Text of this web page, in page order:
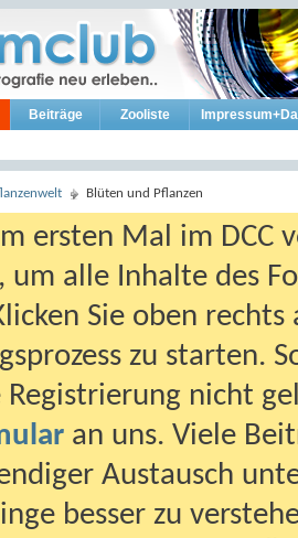
Beiträge Zooliste
Blüten und Pflanzen
ersten Mal im DCC
, um alle Inhalte des
Sie oben
zu starten.
Registrierung nicht
an uns. Viele
Austausch
besser zu